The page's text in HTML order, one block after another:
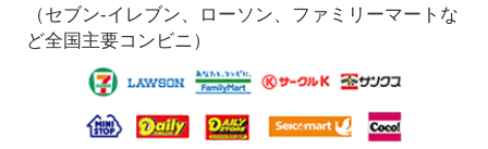
（セブン-イレブン、ローソン、ファミリーマートな
ど全国主要コンビニ）